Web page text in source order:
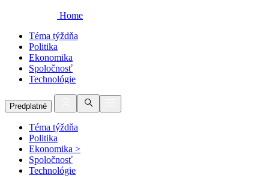
Home
Téma týždňa
Politika
Ekonomika
Spoločnosť
Technológie
Predplatné
Téma týždňa
Politika
Ekonomika >
Spoločnosť
Technológie